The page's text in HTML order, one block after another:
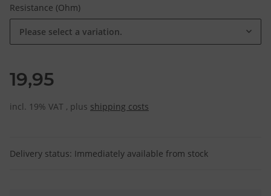
Resistance (Ohm)
Please select a variation.
19,95
incl. 19% VAT , plus shipping costs
Delivery status: Immediately available from stock